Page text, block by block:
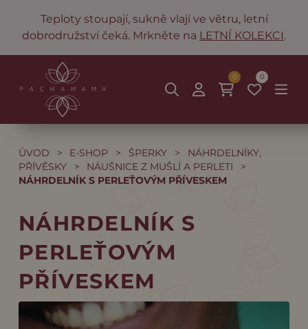
Teploty stoupají, sukně vlají ve větru, letní
dobrodružství čeká. Mrkněte na LETNÍ KOLEKCI.
0
0
ÚVOD > E-SHOP > ŠPERKY >
NÁHRDELNÍKY,
PŘÍVĚSKY
> NÁUŠNICE Z MUŠLÍ A PERLETI
>
NÁHRDELNÍK S PERLEŤOVÝM PŘÍVESKEM
NÁHRDELNÍK S
PERLEŤOVÝM
PŘÍVESKEM